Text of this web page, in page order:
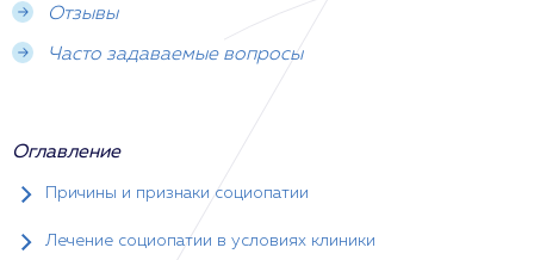
Отзывы
Часто задаваемые вопросы
Оглавление
Причины и признаки социопатии
Лечение социопатии в условиях клиники